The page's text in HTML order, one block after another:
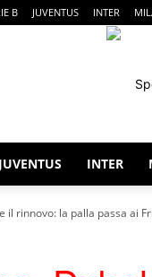
B JUVENTUS INTER
JUVENTUS INTER
il rinnovo: la palla passa ai